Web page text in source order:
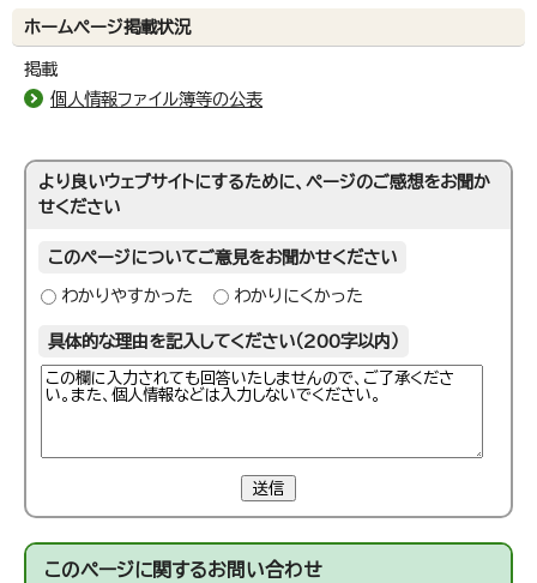
ホームページ掲載状況
掲載
個人情報ファイル簿等の公表
より良いウェブサイトにするために、ページのご感想をお聞か
せください
このページについてご意見をお聞かせください
わかりやすかった わかりにくかった
具体的な理由を記入してください（200字以内）
送信
このページに関するお問い合わせ